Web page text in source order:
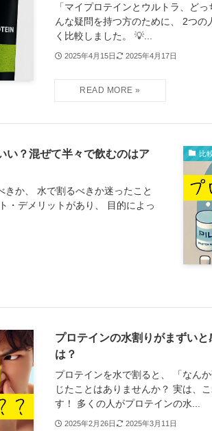
「マイプロテインとウルトラ、ど
んな疑問を持つ方のために、 2つ
く比較しました。 💡...
2025年4月15日 2025年4月17日
比
い？混ぜて半々で飲むのはア
か、 水で割るべきか迷ったこと
・デメリットがあり、 目的によっ
プロテインの水割りがまずい
は？
プロテインを水で割ると、 「なん
じたことはありませんか？ 実は、
す！ 多くの人がプロテインの水...
2025年2月26日 2025年3月11日